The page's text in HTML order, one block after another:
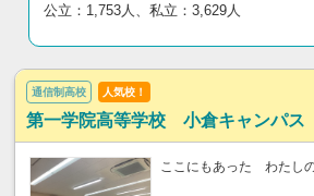
公立：1,753人、私立：3,629人
通信制高校 人気校！
第一学院高等学校 小倉キャンパス
ここにもあった わたし